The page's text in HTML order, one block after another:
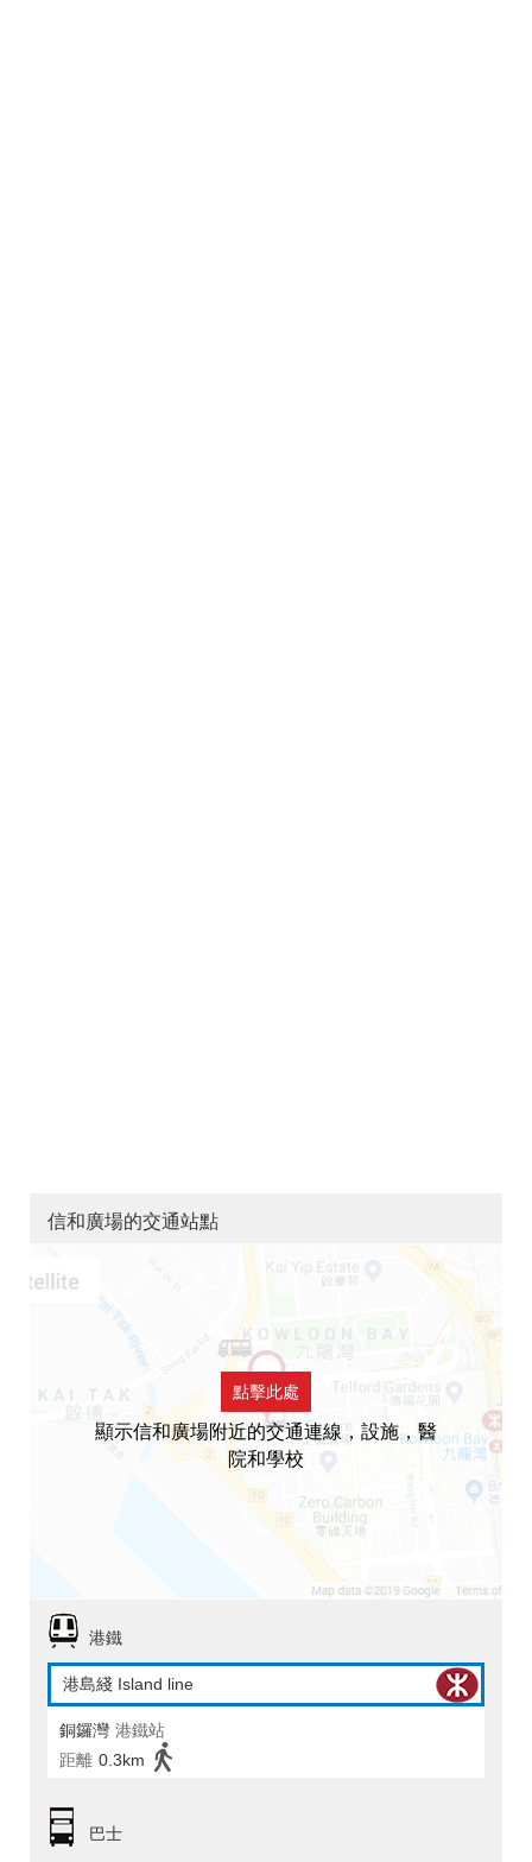
信和廣場的交通站點
點擊此處
顯示信和廣場附近的交通連線，設施，醫
院和學校
港鐵
港島綫 Island line
銅鑼灣 港鐵站
距離 0.3km
巴士